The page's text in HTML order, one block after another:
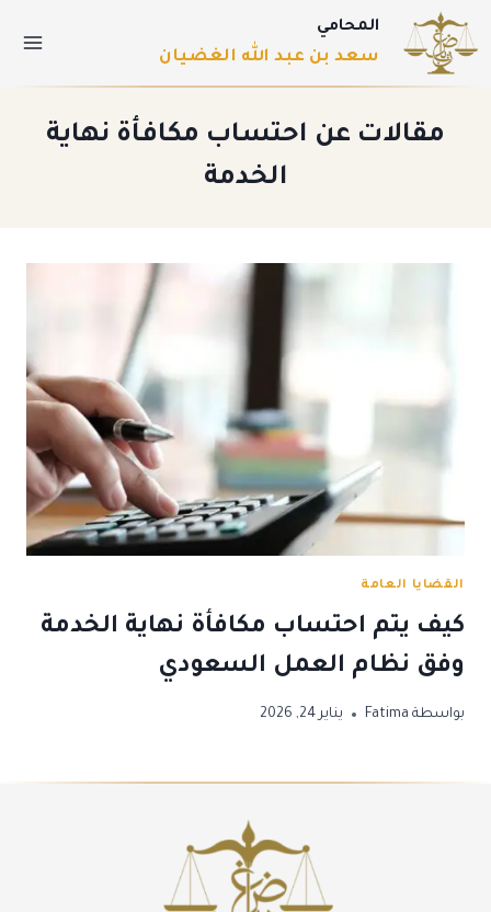
المحامي
سعد بن عبد الله الغضيان
مقالات عن احتساب مكافأة نهاية
الخدمة
القضايا العامة
كيف يتم احتساب مكافأة نهاية الخدمة
وفق نظام العمل السعودي
بواسطة Fatima يناير 24, 2026